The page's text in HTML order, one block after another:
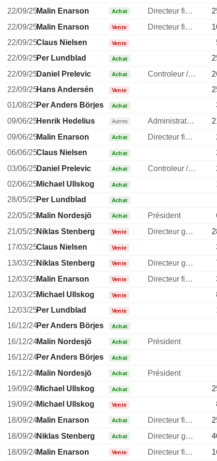
22/09/25Malin Enarson Achat Directeur financier
22/09/25Malin Enarson Vente Directeur financier
22/09/25Claus Nielsen Vente
22/09/25Per Lundblad Achat
22/09/25Daniel Prelevic Achat Controleur / auditeur
22/09/25Hans Andersén Vente
01/08/25Per Anders BörjessonAchat
09/06/25Henrik Hedelius Autres Administrateur
09/06/25Malin Enarson Achat Directeur financier
06/06/25Claus Nielsen Achat
03/06/25Daniel Prelevic Achat Controleur / auditeur
02/06/25Michael Ullskog Achat
28/05/25Per Lundblad Achat
22/05/25Malin Nordesjö Achat Président
21/05/25Niklas Stenberg Vente Directeur general
17/03/25Claus Nielsen Vente
13/03/25Niklas Stenberg Vente Directeur general
12/03/25Malin Enarson Vente Directeur financier
12/03/25Michael Ullskog Vente
12/03/25Per Lundblad Vente
16/12/24Per Anders BörjessonAchat
16/12/24Malin Nordesjö Achat
Président
16/12/24Per Anders BörjessonAchat
16/12/24Malin Nordesjö Achat
Président
19/09/24Michael Ullskog Achat
19/09/24Michael Ullskog Vente
18/09/24Malin Enarson Achat Directeur financier
18/09/24Niklas Stenberg Achat Directeur general
18/09/24Malin Enarson Vente Directeur financier